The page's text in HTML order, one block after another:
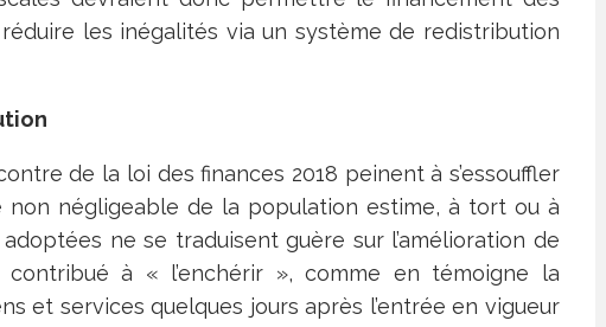
les inégalités via un système de redistribution
de la loi des finances 2018 peinent à s’essouffler
non négligeable de la population estime, à tort ou à
ne se traduisent guère sur l’amélioration de
à « l’enchérir », comme en témoigne la
et services quelques jours après l’entrée en vigueur